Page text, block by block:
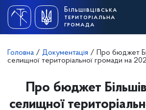
content
Більшівцівська
територіальна
громада
Головна / Документація /
Про бюджет
селищної територіальної громади на
Про бюджет
селищної